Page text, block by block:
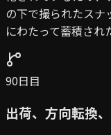
の下で撮られたス
にわたって蓄積され
90日目
出荷、方向転換